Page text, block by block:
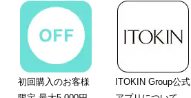
初回購入のお客様
ITOKIN Group公式